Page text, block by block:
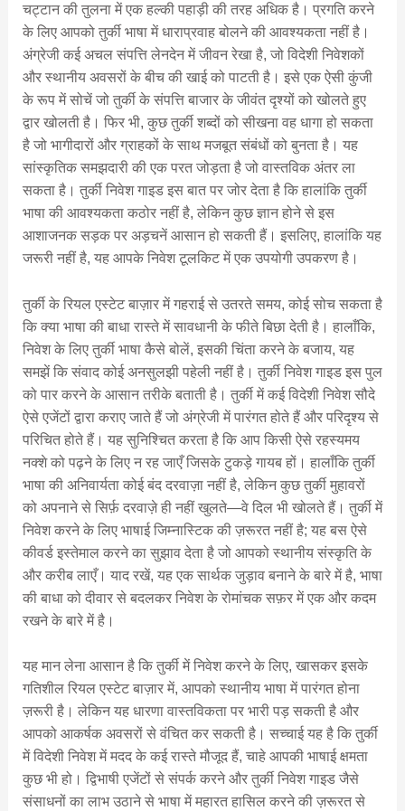
चट्टान की तुलना में एक हल्की पहाड़ी की तरह अधिक है। प्रगति करने
के लिए आपको तुर्की भाषा में धाराप्रवाह बोलने की आवश्यकता नहीं है।
अंग्रेजी कई अचल संपत्ति लेनदेन में जीवन रेखा है, जो विदेशी निवेशकों
और स्थानीय अवसरों के बीच की खाई को पाटती है। इसे एक ऐसी कुंजी
के रूप में सोचें जो तुर्की के संपत्ति बाजार के जीवंत दृश्यों को खोलते हुए
द्वार खोलती है। फिर भी, कुछ तुर्की शब्दों को सीखना वह धागा हो सकता
है जो भागीदारों और ग्राहकों के साथ मजबूत संबंधों को बुनता है। यह
सांस्कृतिक समझदारी की एक परत जोड़ता है जो वास्तविक अंतर ला
सकता है। तुर्की निवेश गाइड इस बात पर जोर देता है कि हालांकि तुर्की
भाषा की आवश्यकता कठोर नहीं है, लेकिन कुछ ज्ञान होने से इस
आशाजनक सड़क पर अड़चनें आसान हो सकती हैं। इसलिए, हालांकि यह
जरूरी नहीं है, यह आपके निवेश टूलकिट में एक उपयोगी उपकरण है।
तुर्की के रियल एस्टेट बाज़ार में गहराई से उतरते समय, कोई सोच सकता है
कि क्या भाषा की बाधा रास्ते में सावधानी के फीते बिछा देती है। हालाँकि,
निवेश के लिए तुर्की भाषा कैसे बोलें, इसकी चिंता करने के बजाय, यह
समझें कि संवाद कोई अनसुलझी पहेली नहीं है। तुर्की निवेश गाइड इस पुल
को पार करने के आसान तरीके बताती है। तुर्की में कई विदेशी निवेश सौदे
ऐसे एजेंटों द्वारा कराए जाते हैं जो अंग्रेजी में पारंगत होते हैं और परिदृश्य से
परिचित होते हैं। यह सुनिश्चित करता है कि आप किसी ऐसे रहस्यमय
नक्शे को पढ़ने के लिए न रह जाएँ जिसके टुकड़े गायब हों। हालाँकि तुर्की
भाषा की अनिवार्यता कोई बंद दरवाज़ा नहीं है, लेकिन कुछ तुर्की मुहावरों
को अपनाने से सिर्फ़ दरवाज़े ही नहीं खुलते—वे दिल भी खोलते हैं। तुर्की में
निवेश करने के लिए भाषाई जिम्नास्टिक की ज़रूरत नहीं है; यह बस ऐसे
कीवर्ड इस्तेमाल करने का सुझाव देता है जो आपको स्थानीय संस्कृति के
और करीब लाएँ। याद रखें, यह एक सार्थक जुड़ाव बनाने के बारे में है, भाषा
की बाधा को दीवार से बदलकर निवेश के रोमांचक सफ़र में एक और कदम
रखने के बारे में है।
यह मान लेना आसान है कि तुर्की में निवेश करने के लिए, खासकर इसके
गतिशील रियल एस्टेट बाज़ार में, आपको स्थानीय भाषा में पारंगत होना
ज़रूरी है। लेकिन यह धारणा वास्तविकता पर भारी पड़ सकती है और
आपको आकर्षक अवसरों से वंचित कर सकती है। सच्चाई यह है कि तुर्की
में विदेशी निवेश में मदद के कई रास्ते मौजूद हैं, चाहे आपकी भाषाई क्षमता
कुछ भी हो। द्विभाषी एजेंटों से संपर्क करने और तुर्की निवेश गाइड जैसे
संसाधनों का लाभ उठाने से भाषा में महारत हासिल करने की ज़रूरत से